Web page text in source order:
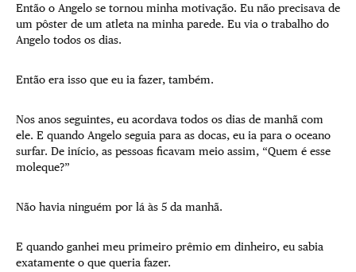
Então o Angelo se tornou minha motivação. Eu não precisava de
um pôster de um atleta na minha parede. Eu via o trabalho do
Angelo todos os dias.
Então era isso que eu ia fazer, também.
Nos anos seguintes, eu acordava todos os dias de manhã com
ele. E quando Angelo seguia para as docas, eu ia para o oceano
surfar. De início, as pessoas ficavam meio assim, “Quem é esse
moleque?”
Não havia ninguém por lá às 5 da manhã.
E quando ganhei meu primeiro prêmio em dinheiro, eu sabia
exatamente o que queria fazer.